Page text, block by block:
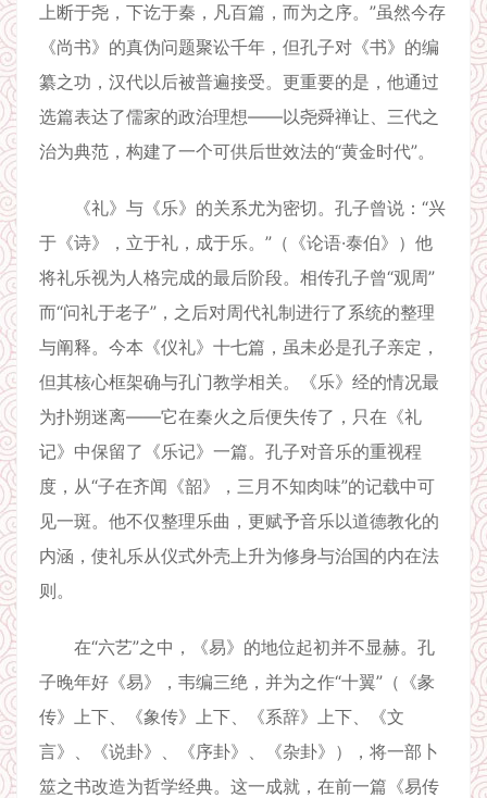
上断于尧，下讫于秦，凡百篇，而为之序。”虽然今存
《尚书》的真伪问题聚讼千年，但孔子对《书》的编
纂之功，汉代以后被普遍接受。更重要的是，他通过
选篇表达了儒家的政治理想——以尧舜禅让、三代之
治为典范，构建了一个可供后世效法的“黄金时代”。
《礼》与《乐》的关系尤为密切。孔子曾说：“兴
于《诗》，立于礼，成于乐。”（《论语·泰伯》）他
将礼乐视为人格完成的最后阶段。相传孔子曾“观周”
而“问礼于老子”，之后对周代礼制进行了系统的整理
与阐释。今本《仪礼》十七篇，虽未必是孔子亲定，
但其核心框架确与孔门教学相关。《乐》经的情况最
为扑朔迷离——它在秦火之后便失传了，只在《礼
记》中保留了《乐记》一篇。孔子对音乐的重视程
度，从“子在齐闻《韶》，三月不知肉味”的记载中可
见一斑。他不仅整理乐曲，更赋予音乐以道德教化的
内涵，使礼乐从仪式外壳上升为修身与治国的内在法
则。
在“六艺”之中，《易》的地位起初并不显赫。孔
子晚年好《易》，韦编三绝，并为之作“十翼”（《彖
传》上下、《象传》上下、《系辞》上下、《文
言》、《说卦》、《序卦》、《杂卦》），将一部卜
筮之书改造为哲学经典。这一成就，在前一篇《易传